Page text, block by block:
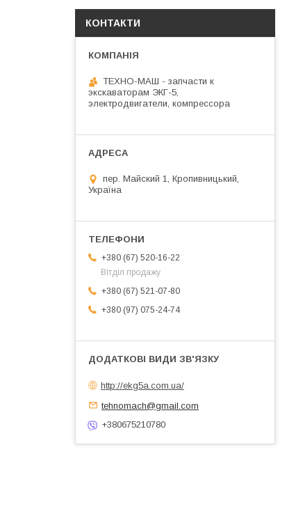
КОНТАКТИ
ТЕХНО-МАШ - запчасти к
экскаваторам ЭКГ-5,
электродвигатели, компрессора
пер. Майский 1, Кропивницький,
Україна
+380 (67) 520-16-22
Вітділ продажу
+380 (67) 521-07-80
+380 (97) 075-24-74
http://ekg5a.com.ua/
tehnomach@gmail.com
+380675210780